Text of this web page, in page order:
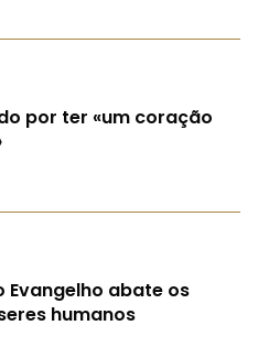
por ter «um coração
Evangelho abate os
humanos